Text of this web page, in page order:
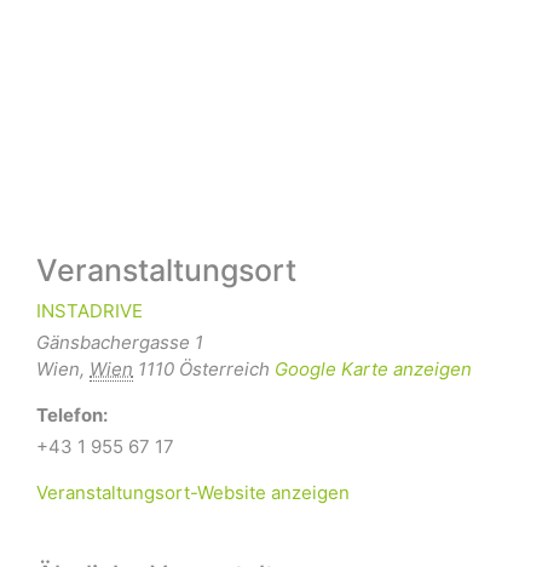
Veranstaltungsort
INSTADRIVE
Gänsbachergasse 1
Wien, Wien 1110 Österreich Google Karte anzeigen
Telefon:
+43 1 955 67 17
Veranstaltungsort-Website anzeigen